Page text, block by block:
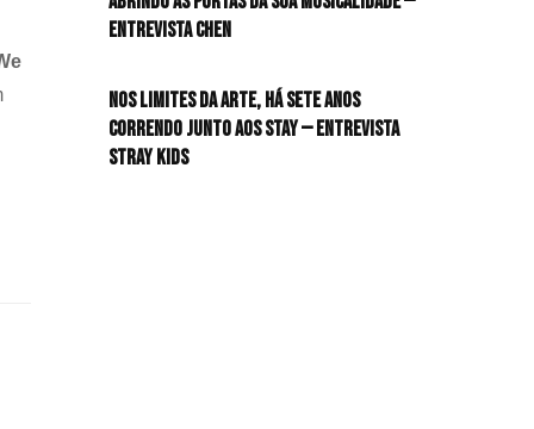
Entrevista CHEN
Nos limites da arte, há sete anos
correndo junto aos STAY — Entrevista
Stray Kids